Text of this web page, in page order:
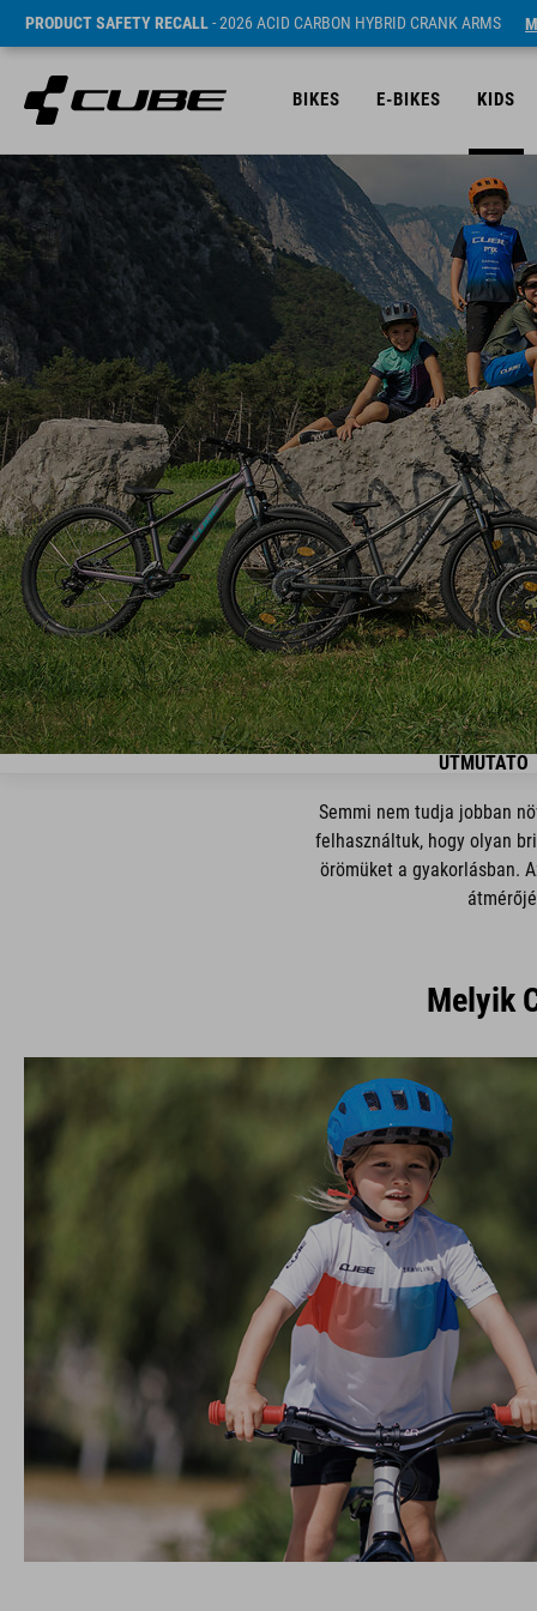
PRODUCT SAFETY RECALL- 2026 ACID CARBON HYBRID CRANK ARMS
BIKES E-BIKES KIDS
ÚTMUTATÓ
Semmi nem tudja jobban
felhasználtuk, hogy olyan
örömüket a gyakorlásban.
Melyik